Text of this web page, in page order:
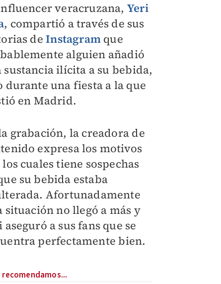
veracruzana, Yeri
, compartió a través de sus
deInstagramque
alguien añadió
sustancia ilícita a su bebida,
durante una fiesta a la que
en Madrid.
grabación, la creadora de
expresa los motivos
cuales tiene sospechas
su bebida estaba
Afortunadamente
situación no llegó a más y
aseguró a sus fans que se
perfectamente bien.
recomendamos...